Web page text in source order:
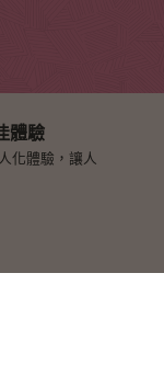
分享最佳實務、
體驗
化體驗，讓人